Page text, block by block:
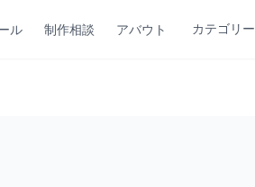
ル 制作相談 アバウト カテゴリー